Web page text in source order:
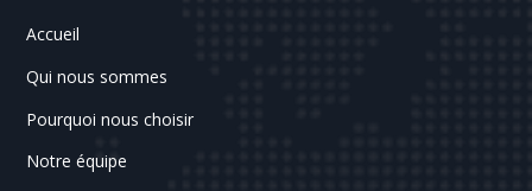
Accueil
Qui nous sommes
Pourquoi nous choisir
Notre équipe